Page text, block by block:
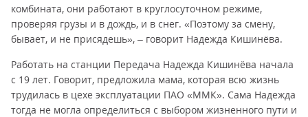
комбината, они работают в круглосуточном режиме,
проверяя грузы и в дождь, и в снег. «Поэтому за смену,
бывает, и не присядешь», – говорит Надежда Кишинёва.
Работать на станции Передача Надежда Кишинёва начала
с 19 лет. Говорит, предложила мама, которая всю жизнь
трудилась в цехе эксплуатации ПАО «ММК». Сама Надежда
тогда не могла определиться с выбором жизненного пути и